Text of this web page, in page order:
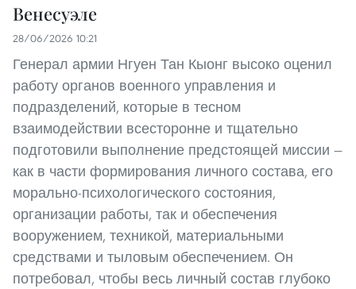
Венесуэле
28/06/2026 10:21
Генерал армии Нгуен Тан Кыонг высоко оценил
работу органов военного управления и
подразделений, которые в тесном
взаимодействии всесторонне и тщательно
подготовили выполнение предстоящей миссии —
как в части формирования личного состава, его
морально-психологического состояния,
организации работы, так и обеспечения
вооружением, техникой, материальными
средствами и тыловым обеспечением. Он
потребовал, чтобы весь личный состав глубоко